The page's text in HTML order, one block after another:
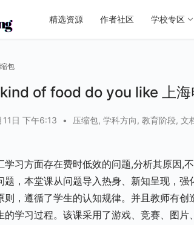
精选资源 作者社区 学校专区
包
of food do you like 上
日 下午6:13 • 压缩包, 学科方向, 教育阶段, 文
学习方面存在费时低效的问题,分析其原因,
题，本堂课从问题导入热身、新知呈现，
则，遵循了学生的认知规律。并且教师有
的学习过程。该课采用了游戏、竞赛、图